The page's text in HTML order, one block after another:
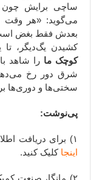
ساچی برایش چون
می‌گوید: «هر وقت
بعدش فقط بغض است
کشیدن یگ‌دیگر،
کوچک ما را شاهد
شرق دور رخ
سختی‌ها و دوری‌ها
پی‌نوشت:
۱) برای دریافت اطلاعات بیشتر در مورد فیلم «
اینجا کلیک کنید.
۲) مانگا، صنعت